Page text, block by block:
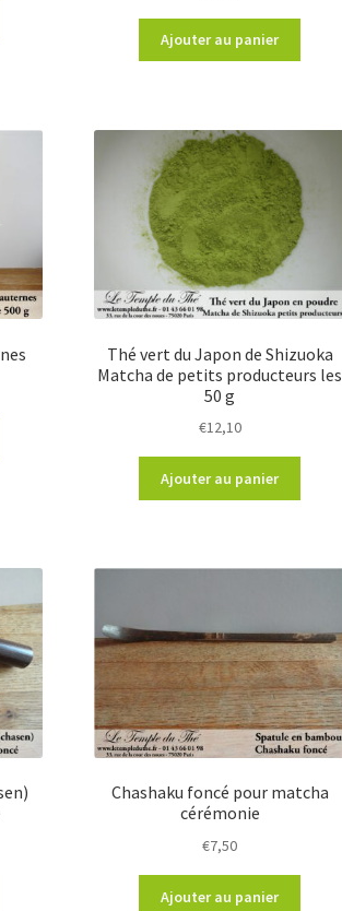
Ajouter au panier
Thé vert du Japon de Shizuoka
Matcha de petits producteurs les
50 g
€12,10
Ajouter au panier
Chashaku foncé pour matcha
cérémonie
€7,50
Ajouter au panier